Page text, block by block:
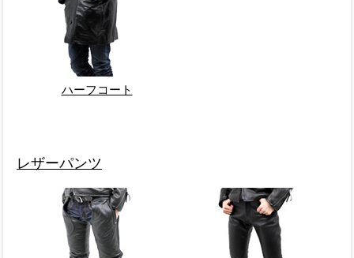
ハーフコート
レザーパンツ